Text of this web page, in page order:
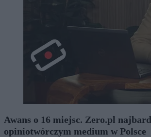
Awans o 16 miejsc. Zero.pl
opiniotwórczym medium w Polsce